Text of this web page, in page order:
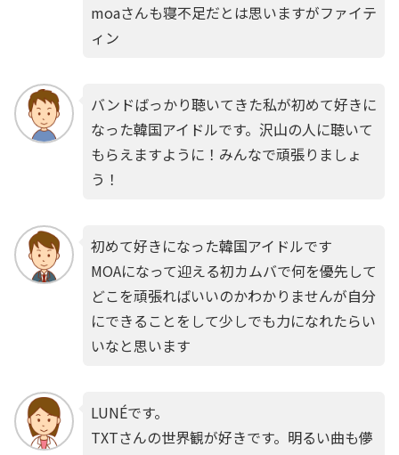
moaさんも寝不足だとは思いますがファイテ
ィン
バンドばっかり聴いてきた私が初めて好きに
なった韓国アイドルです。沢山の人に聴いて
もらえますように！みんなで頑張りましょ
う！
初めて好きになった韓国アイドルです
MOAになって迎える初カムバで何を優先して
どこを頑張ればいいのかわかりませんが自分
にできることをして少しでも力になれたらい
いなと思います
LUNÉです。
TXTさんの世界観が好きです。明るい曲も儚